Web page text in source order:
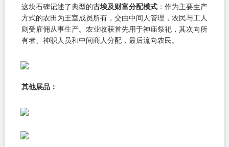
这块石碑记述了典型的古埃及财富分配模式 ：作为主要生产
方式的农田为王室成员所有，交由中间人管理，农民与工人
则受雇佣从事生产。农业收获首先用于神庙祭祀，其次向所
有者、神职人员和中间商人分配，最后流向农民。
其他展品：